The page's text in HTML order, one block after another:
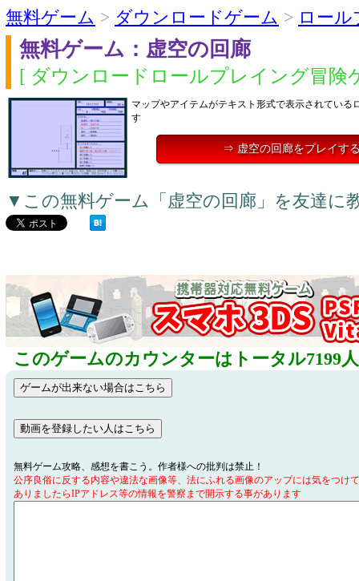
無料ゲーム > ダウンロードゲーム > ロー
無料ゲーム：虚空の回廊
[ ダウンロードロールプレイング冒険
マップやアイテムがテキスト形式で表示されている
す
⇒ 虚空の回廊をプレイす
▼この無料ゲーム「虚空の回廊」を友達に
このゲームのカウンターはトータル7199
無料ゲーム攻略、感想を書こう。作者様への批判は禁止！
公序良俗に反する内容や違法な画像等、法にふれる画像のアップには気をつけ
ありましたらIPアドレス等の情報を警察まで開示する事があります